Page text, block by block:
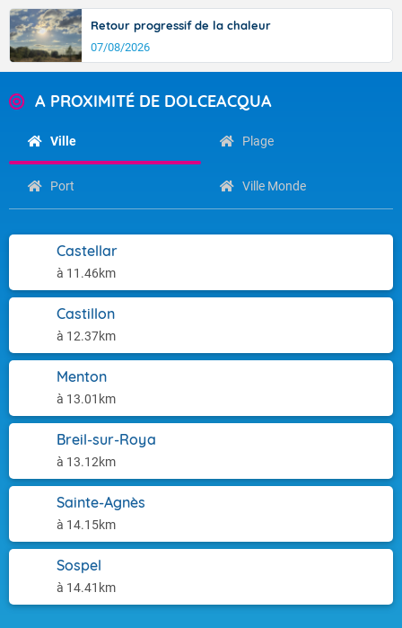
Retour progressif de la chaleur
07/08/2026
A PROXIMITÉ DE DOLCEACQUA
Ville Plage
Port Ville Monde
Castellar
à 11.46km
Castillon
à 12.37km
Menton
à 13.01km
Breil-sur-Roya
à 13.12km
Sainte-Agnès
à 14.15km
Sospel
à 14.41km